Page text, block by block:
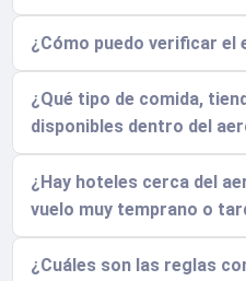
¿Cómo puedo verificar el
¿Qué tipo de comida,
disponibles dentro del
¿Hay hoteles cerca del
vuelo muy temprano o
¿Cuáles son las reglas